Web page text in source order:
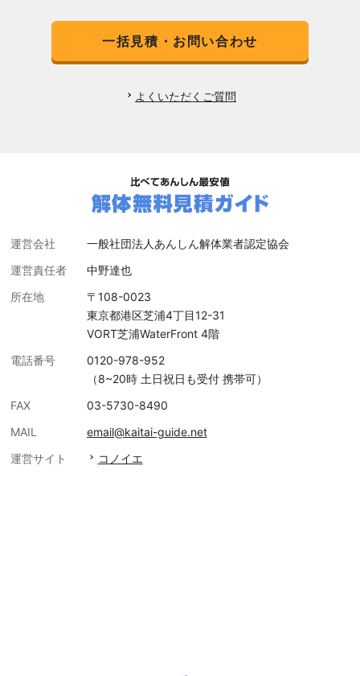
一括見積・お問い合わせ
よくいただくご質問
運営会社
一般社団法人あんしん解体業者認定協会
運営責任者
中野達也
所在地
〒108-0023
東京都港区芝浦4丁目12-31
VORT芝浦WaterFront 4階
電話番号
0120-978-952
（8~20時 土日祝日も受付 携帯可）
FAX
03-5730-8490
MAIL
email@kaitai-guide.net
運営サイト
コノイエ